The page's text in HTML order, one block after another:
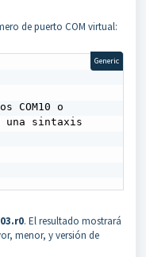
de puerto COM virtual:
COM10 o
una sintaxis
Generic
. El resultado mostrará
menor, y versión de